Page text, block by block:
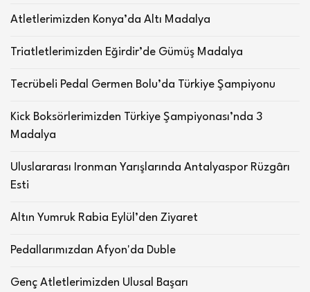
Atletlerimizden Konya’da Altı Madalya
Triatletlerimizden Eğirdir’de Gümüş Madalya
Tecrübeli Pedal Germen Bolu’da Türkiye Şampiyonu
Kick Boksörlerimizden Türkiye Şampiyonası’nda 3
Madalya
Uluslararası Ironman Yarışlarında Antalyaspor Rüzgârı
Esti
Altın Yumruk Rabia Eylül’den Ziyaret
Pedallarımızdan Afyon'da Duble
Genç Atletlerimizden Ulusal Başarı